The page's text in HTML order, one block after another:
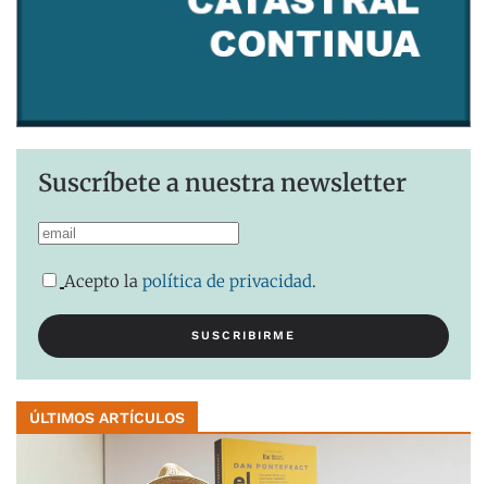
Suscríbete a nuestra newsletter
Acepto la política de privacidad.
ÚLTIMOS ARTÍCULOS